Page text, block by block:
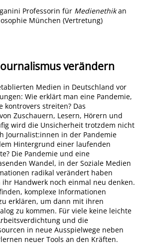
Professorin für Medienethik an
München (Vertretung)
verändern
Medien in Deutschland vor
Wie erklärt man eine Pandemie,
kontrovers streiten? Das
Zuschauern, Lesern, Hörern und
wird die Unsicherheit trotzdem nicht
Journalist:innen in der Pandemie
Hintergrund einer laufenden
Die Pandemie und eine
Wandel, in der Soziale Medien
radikal verändert haben
Handwerk noch einmal neu denken.
komplexe Informationen
erklären, um dann mit ihren
zu kommen. Für viele keine leichte
und die
in neue Ausspielwege neben
neuer Tools an den Kräften.